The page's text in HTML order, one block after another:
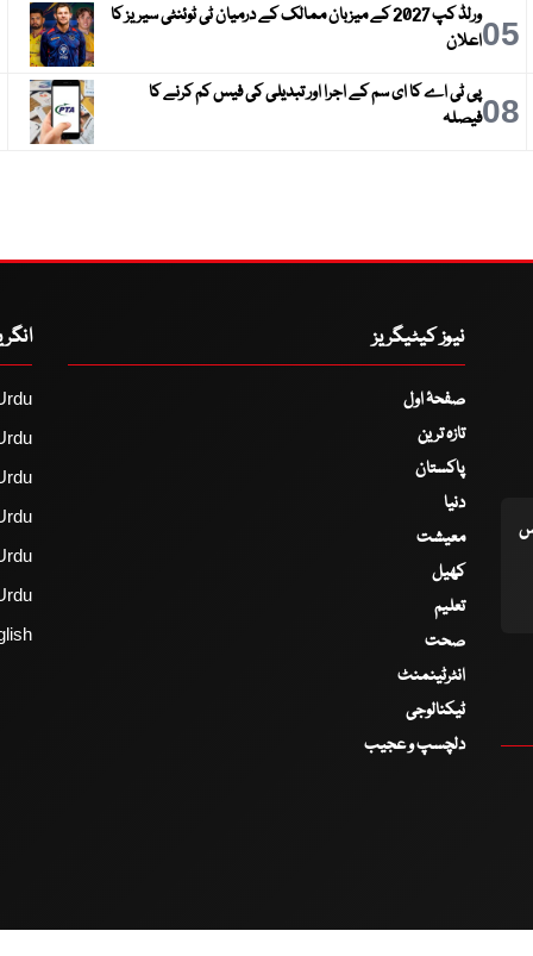
05
ورلڈ کپ 2027 کے میزبان ممالک کے درمیان ٹی ٹوئنٹی سیریز کا
اعلان
08پی ٹی اے کا ای سم کے اجرا اور تبدیلی کی فیس کم کرنے کا
فیصلہ
نیوز کیٹیگریز
صفحۂ اول
تازہ ترین
پاکستان
دنیا
معیشت
کھیل
تعلیم
صحت
انٹرٹینمنٹ
ٹیکنالوجی
دلچسپ و عجیب